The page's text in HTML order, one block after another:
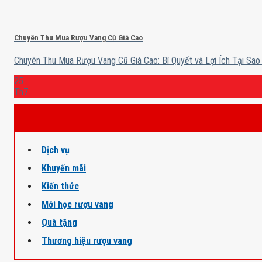
Chuyên Thu Mua Rượu Vang Cũ Giá Cao
Chuyên Thu Mua Rượu Vang Cũ Giá Cao: Bí Quyết và Lợi Ích Tại Sao
25
Th7
Dịch vụ
Khuyến mãi
Kiến thức
Mới học rượu vang
Quà tặng
Thương hiệu rượu vang